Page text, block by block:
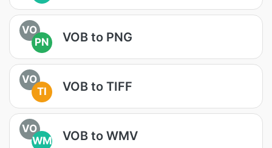
VO
PN
VOB to PNG
VO
TI
VOB to TIFF
VO
WM
VOB to WMV